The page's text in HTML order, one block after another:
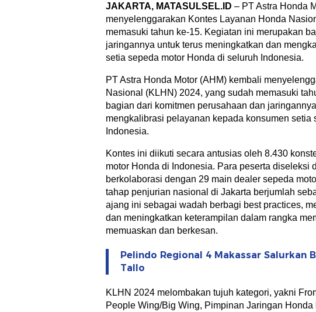
JAKARTA, MATASULSEL.ID – PT Astra Honda
menyelenggarakan Kontes Layanan Honda
memasuki tahun ke-15. Kegiatan ini merupakan
jaringannya untuk terus meningkatkan dan
setia sepeda motor Honda di seluruh Indonesia.
PT Astra Honda Motor (AHM) kembali
Nasional (KLHN) 2024, yang sudah memasuki
bagian dari komitmen perusahaan dan
mengkalibrasi pelayanan kepada konsumen setia
Indonesia.
Kontes ini diikuti secara antusias oleh 8.430
motor Honda di Indonesia. Para peserta diseleksi
berkolaborasi dengan 29 main dealer sepeda
tahap penjurian nasional di Jakarta berjumlah
ajang ini sebagai wadah berbagi best practices,
dan meningkatkan keterampilan dalam rangka
memuaskan dan berkesan.
Pelindo Regional 4 Makassar Salurkan
Tallo
KLHN 2024 melombakan tujuh kategori, yakni
People Wing/Big Wing, Pimpinan Jaringan